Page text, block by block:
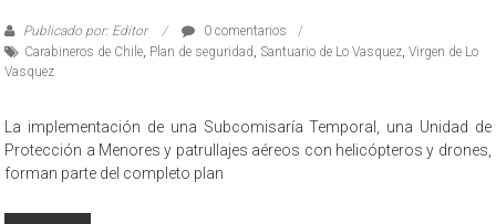
Publicado por: Editor
0 comentarios
Carabineros de Chile, Plan de seguridad,Santuario de Lo Vasquez,Virgen de Lo
Vasquez
La implementación de una Subcomisaría Temporal, una Unidad de
Protección a Menores y patrullajes aéreos con helicópteros y drones,
forman parte del completo plan